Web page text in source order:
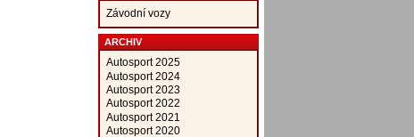
Závodní vozy
ARCHIV
Autosport 2025
Autosport 2024
Autosport 2023
Autosport 2022
Autosport 2021
Autosport 2020